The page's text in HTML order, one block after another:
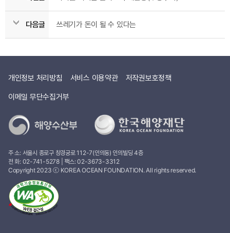
다음글 쓰레기가 돈이 될 수 있다는
개인정보 처리방침 서비스 이용약관
저작권보호정책
이메일 무단수집거부
주 소: 서울시 종로구 창경궁로 112-7(인의동) 인의빌딩 4층
전 화: 02-741-5278| 팩스: 02-3673-3312
Copyright 2023 ⓒ KOREA OCEAN FOUNDATION. All rights reserved.